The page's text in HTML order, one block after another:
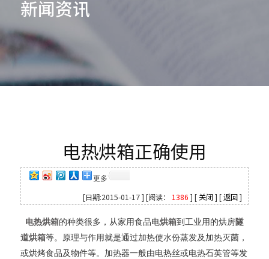
新闻资讯
电热烘箱正确使用
更多
[日期:2015-01-17 ] [阅读： 1386 ] [ 关闭] [返回]
电热烘箱的种类很多，从家用食品电烘箱到工业用的烘房隧
道烘箱等。原理与作用就是通过加热使水份蒸发及加热灭菌，
或烘烤食品及物件等。加热器一般由电热丝或电热石英管等发